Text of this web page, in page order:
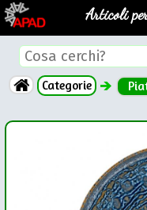
Articoli
Categorie